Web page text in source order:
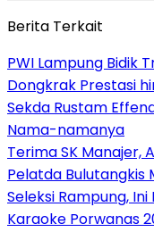
Berita Terkait
PWI Lampung Bidik
Dongkrak Prestasi
Sekda Rustam
Nama-namanya
Terima SK Manajer,
Pelatda Bulutangkis
Seleksi Rampung,
Karaoke Porwanas